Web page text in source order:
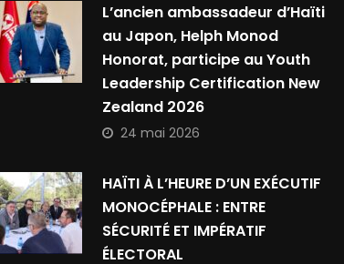
L’ancien ambassadeur d’Haïti
au Japon, Helph Monod
Honorat, participe au Youth
Leadership Certification New
Zealand 2026
24 mai 2026
HAÏTI À L’HEURE D’UN EXÉCUTIF
MONOCÉPHALE : ENTRE
SÉCURITÉ ET IMPÉRATIF
ÉLECTORAL